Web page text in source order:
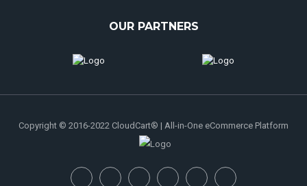
OUR PARTNERS
Copyright © 2016-2022 CloudCart® | All-in-One eCommerce Platform